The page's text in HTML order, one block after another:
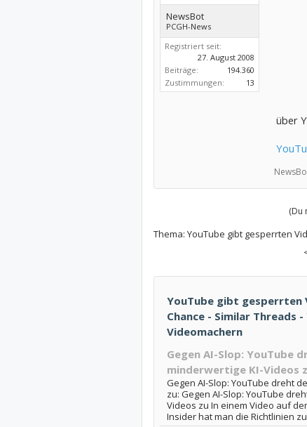
NewsBot
PCGH-News
Registriert seit:
27. August 2008
Beiträge:
194.360
Zustimmungen:
13
über
(Du
Thema: YouTube gibt gesperrten
YouTube gibt gesperrten
Chance - Similar Threads
Videomachern
Gegen AI-Slop: YouTube
minderwertige KI-Videos
Gegen AI-Slop: YouTube dreht
zu: Gegen AI-Slop: YouTube
Videos zu In einem Video auf
Insider hat man die Richtlinien